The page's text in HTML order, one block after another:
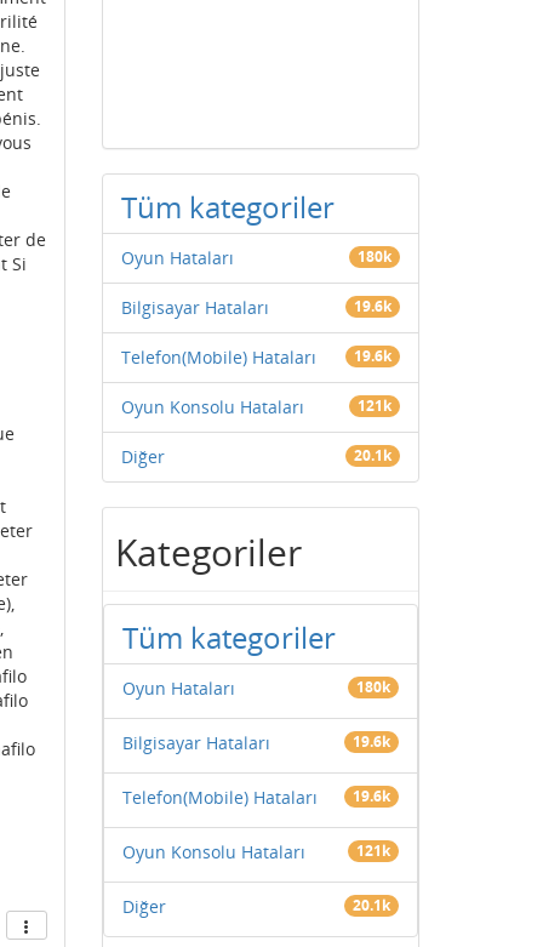
de
Si
Tüm kategoriler
Oyun Hataları 180k
Bilgisayar Hataları 19.6k
Telefon(Mobile) Hataları 19.6k
Oyun Konsolu Hataları 121k
Diğer 20.1k
Kategoriler
Tüm kategoriler
Oyun Hataları 180k
Bilgisayar Hataları 19.6k
Telefon(Mobile) Hataları 19.6k
Oyun Konsolu Hataları 121k
Diğer 20.1k